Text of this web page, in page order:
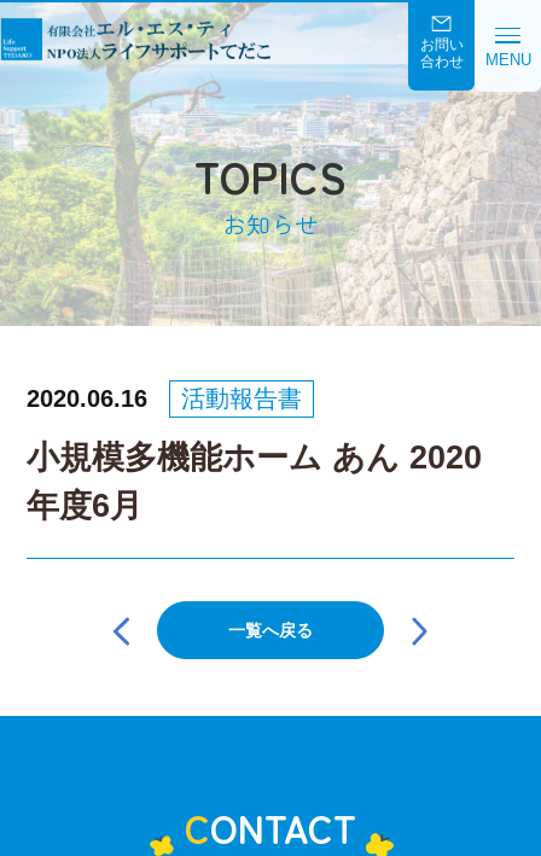
お問い
合わせ
MENU
TOPICS
お知らせ
小規模多機能ホーム あん 2020
年度6月
2020.06.16 活動報告書
シ
一覧へ戻る
CONTACT